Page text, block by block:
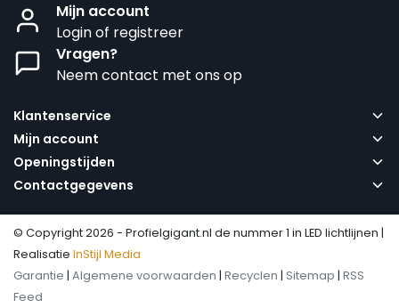
Mijn account
Login of registreer
Vragen?
Neem contact met ons op
Klantenservice
Mijn account
Openingstijden
Contactgegevens
© Copyright 2026 - Profielgigant.nl de nummer 1 in LED lichtlijnen |
Realisatie InStijl Media
Garantie | Algemene voorwaarden | Recyclen | Sitemap | RSS
Feed